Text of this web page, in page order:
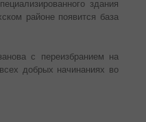
здания
районе появится база
с переизбранием на
добрых начинаниях во